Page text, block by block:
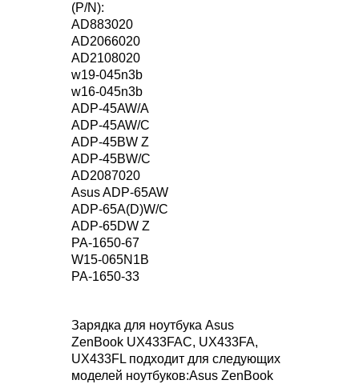
(P/N):
AD883020
AD2066020
AD2108020
w19-045n3b
w16-045n3b
ADP-45AW/A
ADP-45AW/C
ADP-45BW Z
ADP-45BW/C
AD2087020
Asus ADP-65AW
ADP-65A(D)W/C
ADP-65DW Z
PA-1650-67
W15-065N1B
PA-1650-33
Зарядка для ноутбука Asus
ZenBook UX433FAC, UX433FA,
UX433FL подходит для следующих
моделей ноутбуков:Asus ZenBook